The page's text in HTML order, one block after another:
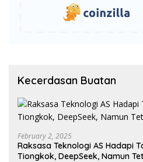
Kecerdasan Buatan
February 2, 2025
Raksasa Teknologi AS Hadapi
Tiongkok, DeepSeek, Namun